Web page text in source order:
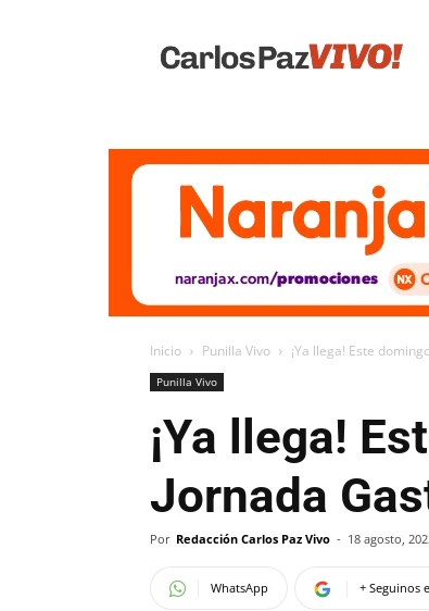
Vivo
Inicio Punilla Vivo ¡Ya llega! Este
Punilla Vivo
¡Ya llega!
Jornada
Por Redacción Carlos Paz Vivo - 18 agosto,
WhatsApp + Seguinos